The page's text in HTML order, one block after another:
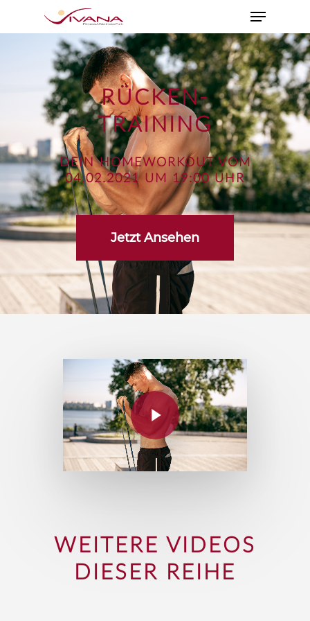
RÜCKEN-
TRAINING
DEIN HOMEWORKOUT VOM
04.02.2021 UM 19:00 UHR
Jetzt Ansehen
WEITERE VIDEOS
DIESER REIHE